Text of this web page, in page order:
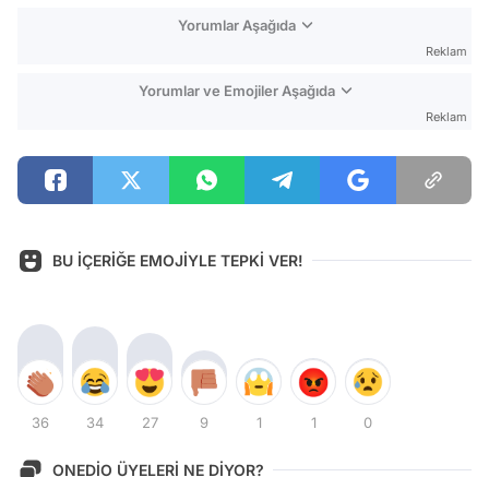
Yorumlar Aşağıda
Reklam
Yorumlar ve Emojiler Aşağıda
Reklam
BU İÇERİĞE EMOJİYLE TEPKİ VER!
36 34 27 9 1 1 0
ONEDİO ÜYELERİ NE DİYOR?